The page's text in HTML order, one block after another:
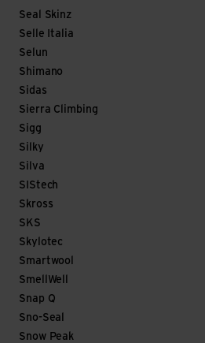
Seal Skinz
Selle Italia
Selun
Shimano
Sidas
Sierra Climbing
Sigg
Silky
Silva
SIStech
Skross
SKS
Skylotec
Smartwool
SmellWell
Snap Q
Sno-Seal
Snow Peak